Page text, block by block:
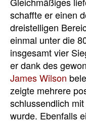
schaffte er einen
dreistelligen
einmal unter die
insgesamt vier
er dank des
James Wilson
zeigte mehrere
schlussendlich
wurde. Ebenfalls